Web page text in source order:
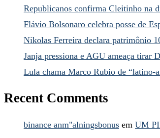
Republicanos confirma Cleitinho na
Flávio Bolsonaro celebra posse de
Nikolas Ferreira declara patrimônio
Janja pressiona e AGU ameaça tirar
Lula chama Marco Rubio de “latino-
Recent Comments
binance anm"alningsbonus em UM